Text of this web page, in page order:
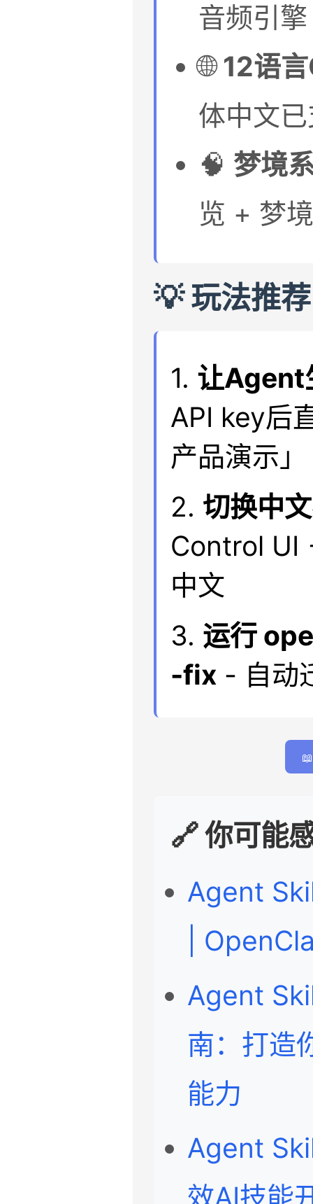
音频引擎
🌐12语
体中文
🧠 梦境
览 + 梦
💡 玩法推荐
1. 让Agent
API key后
产品演示」
2. 切换中
Control
中文
3. 运行
-fix - 自动
🔗 你可能
Agent
|
Agent
南：打造
能力
Agent
效AI技能